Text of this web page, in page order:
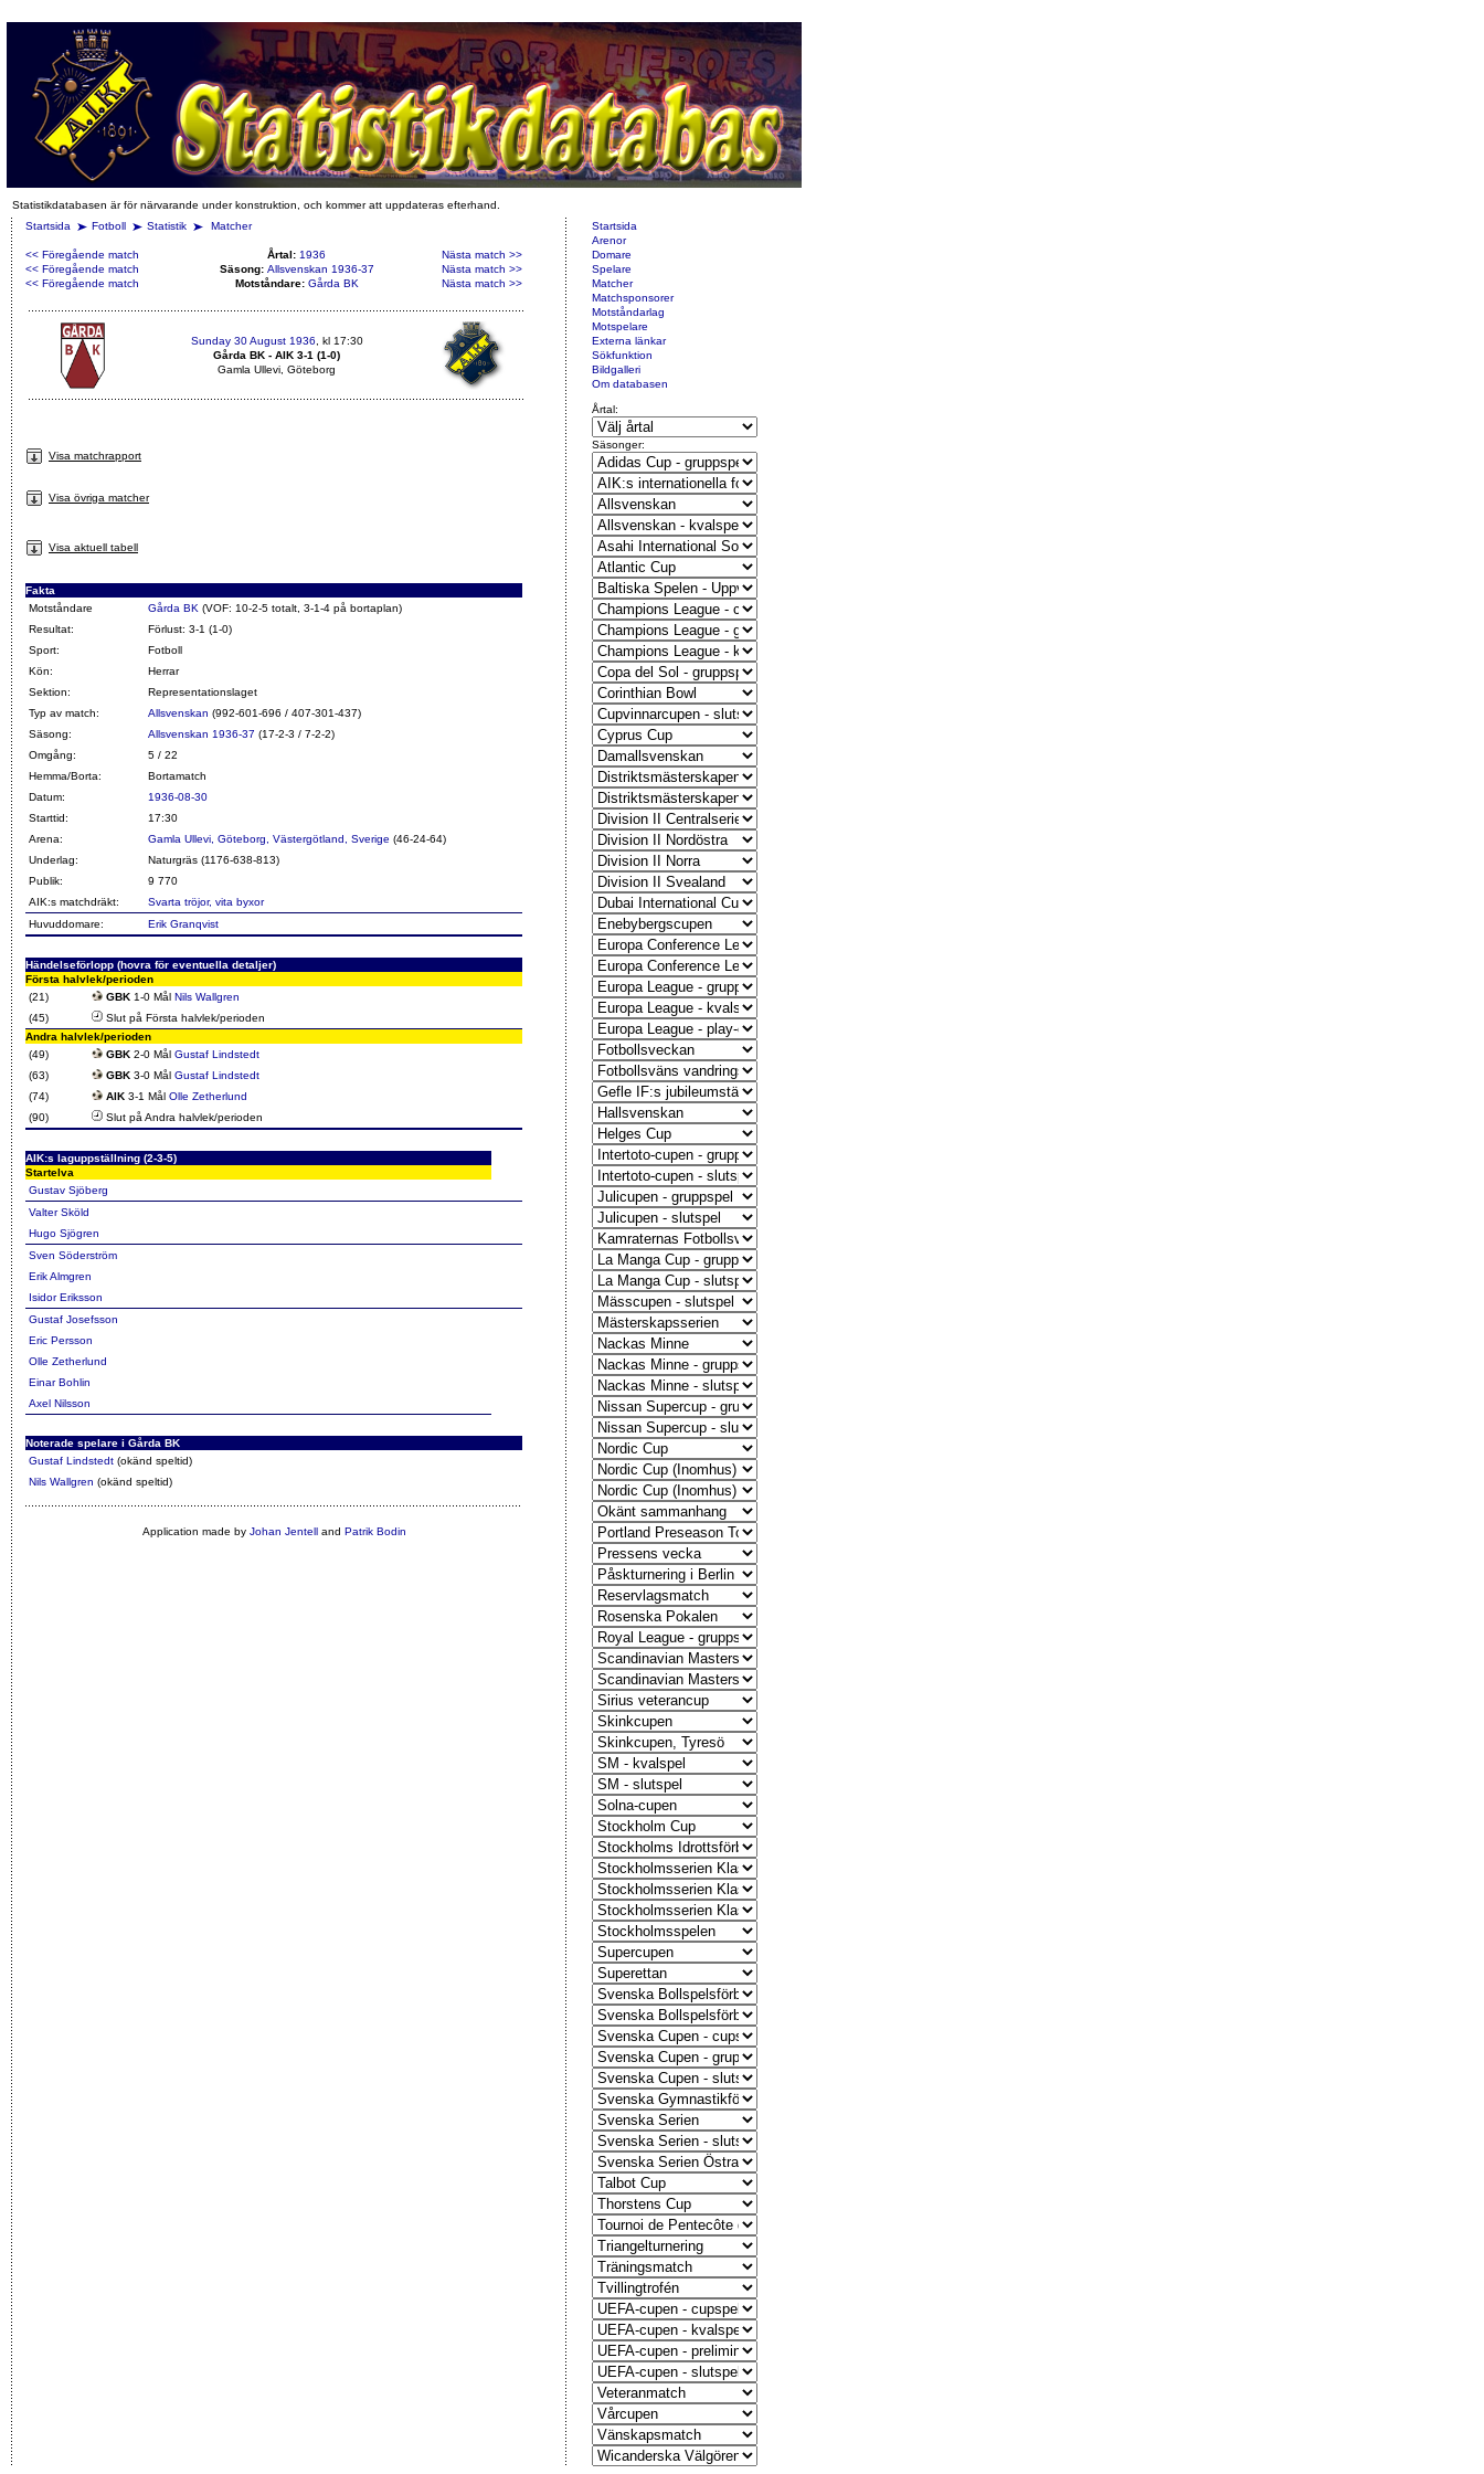
Statistikdatabasen är för närvarande under konstruktion, och kommer att uppdateras efterhand.
Startsida
Fotboll Statistik Matcher
<< Föregående match Årtal: 1936
Nästa match >>
<< Föregående match
Säsong: Allsvenskan 1936-37
Nästa match >>
<< Föregående match
Motståndare: Gårda BK Nästa match >>
Sunday 30 August 1936 , kl 17:30
Gårda BK - AIK 3-1 (1-0)
Gamla Ullevi, Göteborg
Visa matchrapport
Visa övriga matcher
Visa aktuell tabell
Fakta
Motståndare
Gårda BK (VOF: 10-2-5 totalt, 3-1-4 på bortaplan)
Resultat:
Förlust: 3-1 (1-0)
Sport:
Fotboll
Kön:
Herrar
Sektion:
Representationslaget
Typ av match:
Allsvenskan (992-601-696 / 407-301-437)
Säsong:
Allsvenskan 1936-37 (17-2-3 / 7-2-2)
Omgång:
5 / 22
Hemma/Borta:
Bortamatch
Datum:
1936-08-30
Starttid:
17:30
Arena:
Gamla Ullevi, Göteborg, Västergötland, Sverige (46-24-64)
Underlag:
Naturgräs (1176-638-813)
Publik:
9 770
AIK:s matchdräkt:
Svarta tröjor, vita byxor
Huvuddomare:
Erik Granqvist
Händelseförlopp (hovra för eventuella detaljer)
Första halvlek/perioden
(21)
GBK 1-0 Mål Nils Wallgren
(45)
Slut på Första halvlek/perioden
Andra halvlek/perioden
(49)
GBK 2-0 Mål Gustaf Lindstedt
(63)
GBK 3-0 Mål Gustaf Lindstedt
(74)
AIK 3-1 Mål Olle Zetherlund
(90)
Slut på Andra halvlek/perioden
AIK:s laguppställning (2-3-5)
Startelva
Gustav Sjöberg
Valter Sköld
Hugo Sjögren
Sven Söderström
Erik Almgren
Isidor Eriksson
Gustaf Josefsson
Eric Persson
Olle Zetherlund
Einar Bohlin
Axel Nilsson
Noterade spelare i Gårda BK
Gustaf Lindstedt (okänd speltid)
Nils Wallgren (okänd speltid)
Application made by Johan Jentelland Patrik Bodin
Startsida
Arenor
Domare
Spelare
Matcher
Matchsponsorer
Motståndarlag
Motspelare
Externa länkar
Sökfunktion
Bildgalleri
Om databasen
Årtal:
Säsonger: